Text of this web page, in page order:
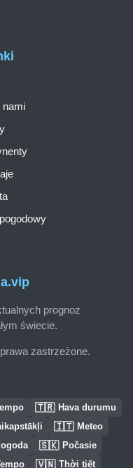
prognoz
świecie.
zastrzeżone.
nami
🇹🇷 Hava durumu
🇮🇹 Meteo
🇸🇰 Počasie
🇻🇳 Thời tiết